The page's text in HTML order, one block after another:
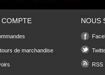
COMPTE
de marchandise
NOUS
RSS